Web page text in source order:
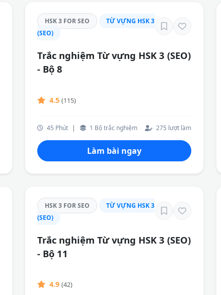
HSK 3 FOR SEO
TỪ VỰNG HSK 3
(SEO)
Trắc nghiệm Từ vựng HSK 3 (SEO)
- Bộ 8
4.5 (115)
45 Phút | 1 Bộ trắc nghiệm 275 lượt làm
Làm bài ngay
HSK 3 FOR SEO
TỪ VỰNG HSK 3
(SEO)
Trắc nghiệm Từ vựng HSK 3 (SEO)
- Bộ 11
4.9 (42)